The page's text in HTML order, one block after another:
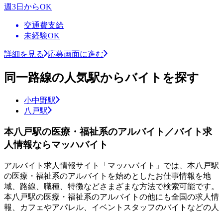
週3日からOK
交通費支給
未経験OK
詳細を見る 応募画面に進む
同一路線の人気駅からバイトを探す
小中野駅
八戸駅
本八戸駅の医療・福祉系のアルバイト／バイト求
人情報ならマッハバイト
アルバイト求人情報サイト「マッハバイト」では、本八戸駅
の医療・福祉系のアルバイトを始めとしたお仕事情報を地
域、路線、職種、特徴などさまざまな方法で検索可能です。
本八戸駅の医療・福祉系のアルバイトの他にも全国の求人情
報、カフェやアパレル、イベントスタッフのバイトなどの人